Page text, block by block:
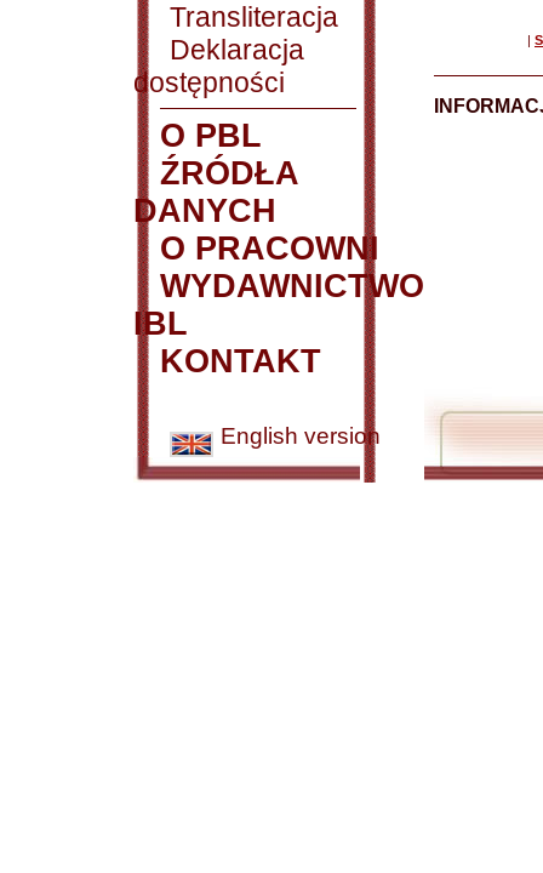
Transliteracja
Deklaracja
dostępności
O PBL
ŹRÓDŁA
DANYCH
O PRACOWNI
WYDAWNICTWO
IBL
KONTAKT
English version
|